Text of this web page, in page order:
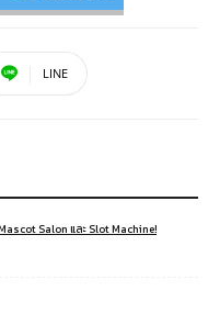
LINE
Salon และ Slot Machine!